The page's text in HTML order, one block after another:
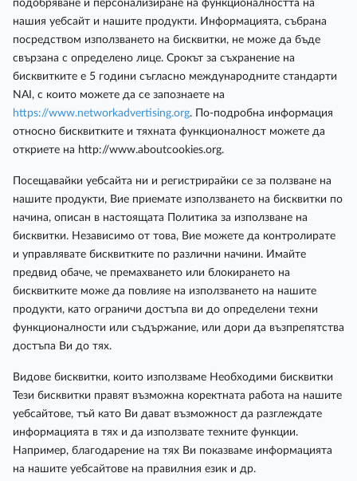
подобряване и персонализиране на функционалността на
нашия уебсайт и нашите продукти. Информацията, събрана
посредством използването на бисквитки, не може да бъде
свързана с определено лице. Срокът за съхранение на
бисквитките е 5 години съгласно международните стандарти
NAI, с които можете да се запознаете на
https://www.networkadvertising.org. По-подробна информация
относно бисквитките и тяхната функционалност можете да
откриете на http://www.aboutcookies.org.
Посещавайки уебсайта ни и регистрирайки се за ползване на
нашите продукти, Вие приемате използването на бисквитки по
начина, описан в настоящата Политика за използване на
бисквитки. Независимо от това, Вие можете да контролирате
и управлявате бисквитките по различни начини. Имайте
предвид обаче, че премахването или блокирането на
бисквитките може да повлияе на използването на нашите
продукти, като ограничи достъпа ви до определени техни
функционалности или съдържание, или дори да възпрепятства
достъпа Ви до тях.
Видове бисквитки, които използваме Необходими бисквитки
Тези бисквитки правят възможна коректната работа на нашите
уебсайтове, тъй като Ви дават възможност да разглеждате
информацията в тях и да използвате техните функции.
Например, благодарение на тях Ви показваме информацията
на нашите уебсайтове на правилния език и др.